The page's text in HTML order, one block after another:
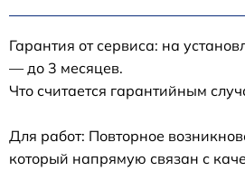
Гарантия от сервиса: на
— до 3 месяцев.
Что считается гарантийным
Для работ: Повторное
который напрямую связан с